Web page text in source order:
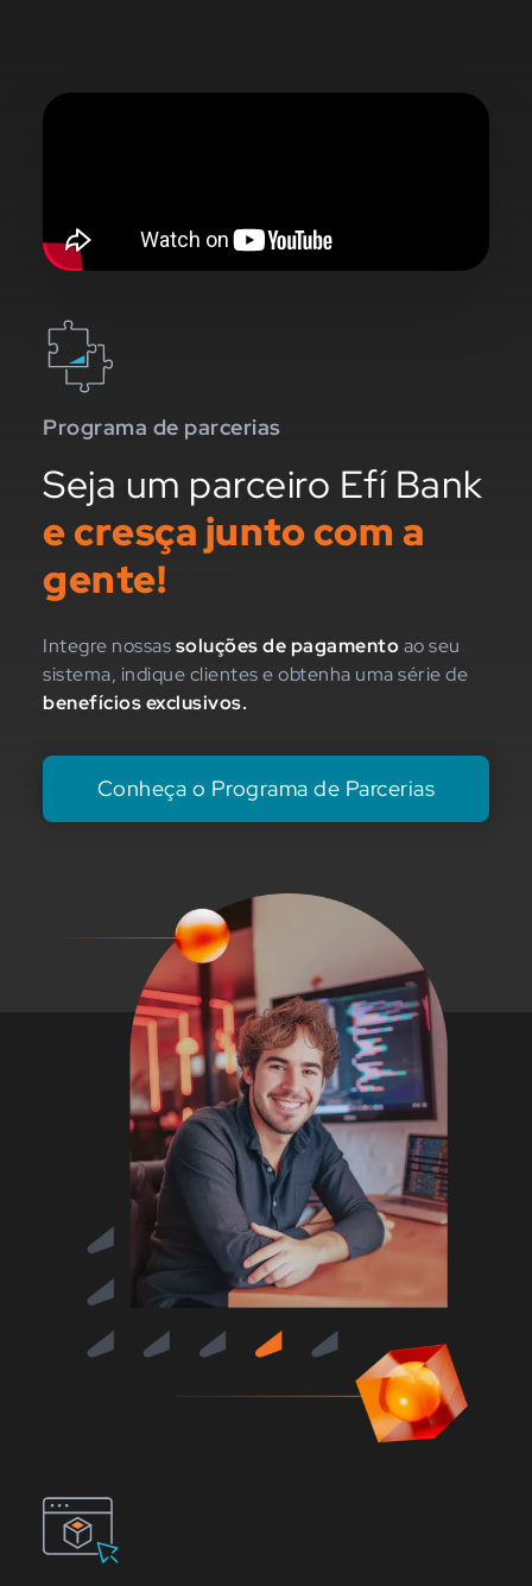
Programa de parcerias
Seja um parceiro Efí Bank
e cresça junto com a
gente!
Integre nossassoluções de pagamentoao seu
sistema, indique clientes e obtenha uma série de
benefícios exclusivos.
Conheça o Programa de Parcerias